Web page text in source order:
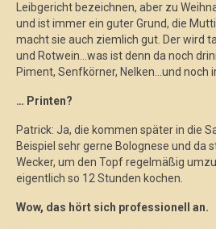
Leibgericht bezeichnen, aber zu
und ist immer ein guter Grund, die
macht sie auch ziemlich gut. Der wird
und Rotwein…was ist denn da noch
Piment, Senfkörner, Nelken…und noch
… Printen?
Patrick: Ja, die kommen später in die
Beispiel sehr gerne Bolognese und da
Wecker, um den Topf regelmäßig
eigentlich so 12 Stunden kochen.
Wow, das hört sich professionell an.